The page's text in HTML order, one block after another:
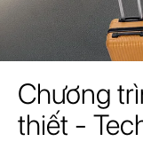
Chương
thiết -